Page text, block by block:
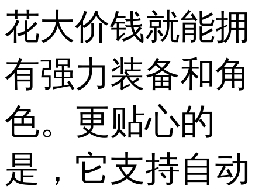
花大价钱就能拥
有强力装备和角
色。更贴心的
是，它支持自动